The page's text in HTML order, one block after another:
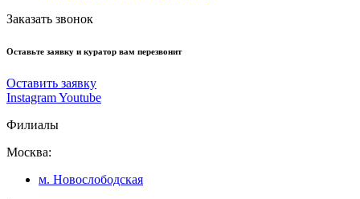
Заказать звонок
Оставьте заявку и куратор вам перезвонит
Оставить заявку
InstagramYoutube
Филиалы
Москва:
м. Новослободская